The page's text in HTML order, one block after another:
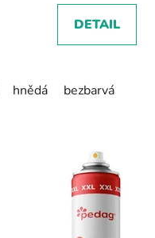
DETAIL
hnědá bezbarvá